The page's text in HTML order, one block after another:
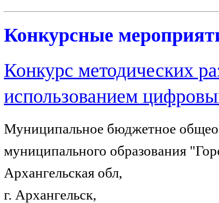
Конкурсные
Конкурс методических
использованием
Муниципальное бюджетное
муниципального образования
Архангельская обл,
г. Архангельск,